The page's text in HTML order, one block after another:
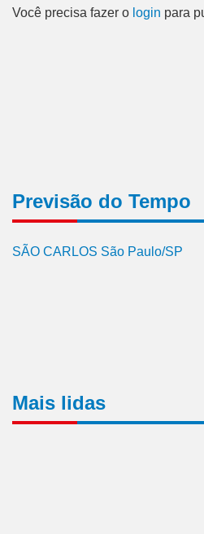
Você precisa fazer o login para
Previsão do Tempo
SÃO CARLOS São Paulo/SP
Mais lidas